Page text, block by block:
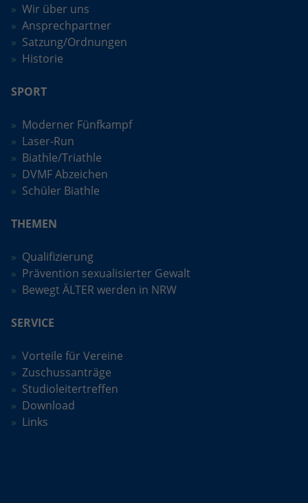
Wir über uns
Ansprechpartner
Satzung/Ordnungen
Historie
SPORT
Moderner Fünfkampf
Laser-Run
Biathle/Triathle
DVMF Abzeichen
Schüler Biathle
THEMEN
Qualifizierung
Prävention sexualisierter Gewalt
Bewegt ÄLTER werden in NRW
SERVICE
Vorteile für Vereine
Zuschussanträge
Studioleitertreffen
Download
Links
Laufzeit 2 Jahre
Zweck